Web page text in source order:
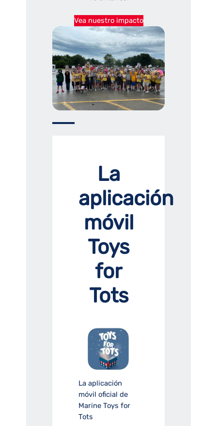
Vea nuestro impacto
La
aplicación
móvil
Toys
for
Tots
La aplicación
móvil oficial de
Marine Toys for
Tots